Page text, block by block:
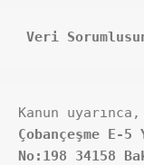
Veri
Kanun
Çobançeşme E-
No:198 34158